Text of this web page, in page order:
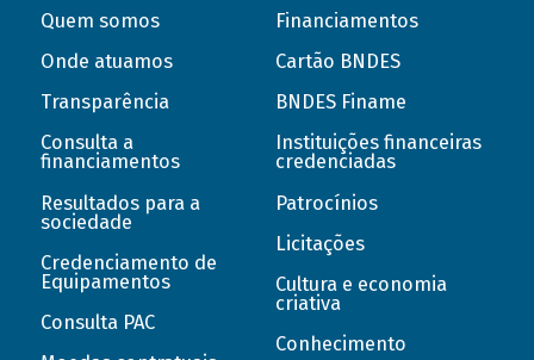
Quem somos
Onde atuamos
Transparência
Consulta a
financiamentos
Resultados para a
sociedade
Credenciamento de
Equipamentos
Consulta PAC
Financiamentos
Cartão BNDES
BNDES Finame
Instituições financeiras
credenciadas
Patrocínios
Licitações
Cultura e economia
criativa
Conhecimento